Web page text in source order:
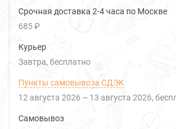
Срочная доставка 2-4 часа по Москве
685 ₽
Курьер
Завтра
Бесплатно
Пункты самовывоза СДЭК
12 августа 2026 – 13 августа 2026
Самовывоз